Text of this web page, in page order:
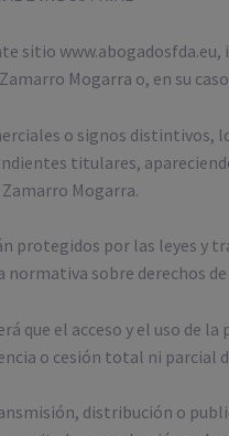
sitio
Mogarra o, en su
o signos
titulares,
Mogarra.
protegidos por las leyes y
normativa sobre derechos
que el acceso y el uso de
o cesión total ni parcial
distribución o